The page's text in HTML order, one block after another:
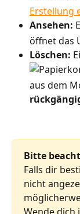
Erstellung
Ansehen:
öffnet das
Löschen:
aus dem
Bitte
Falls dir
nicht